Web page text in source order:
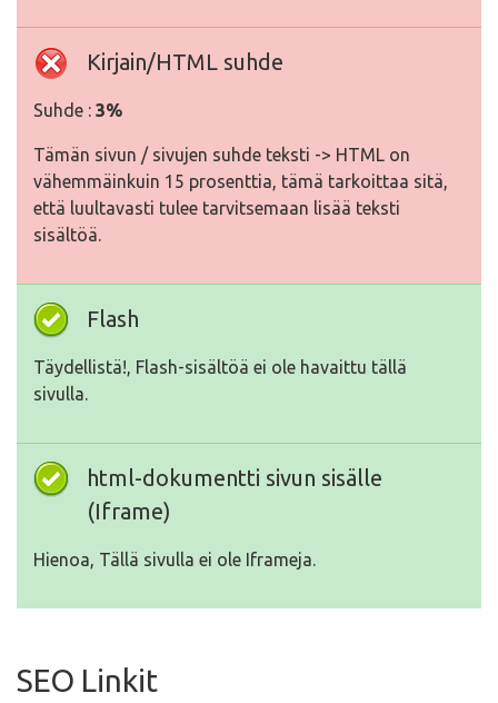
Kirjain/HTML suhde
Suhde : 3%
Tämän sivun / sivujen suhde teksti -> HTML on
vähemmäinkuin 15 prosenttia, tämä tarkoittaa sitä,
että luultavasti tulee tarvitsemaan lisää teksti
sisältöä.
Flash
Täydellistä!, Flash-sisältöä ei ole havaittu tällä
sivulla.
html-dokumentti sivun sisälle
(Iframe)
Hienoa, Tällä sivulla ei ole Iframeja.
SEO Linkit